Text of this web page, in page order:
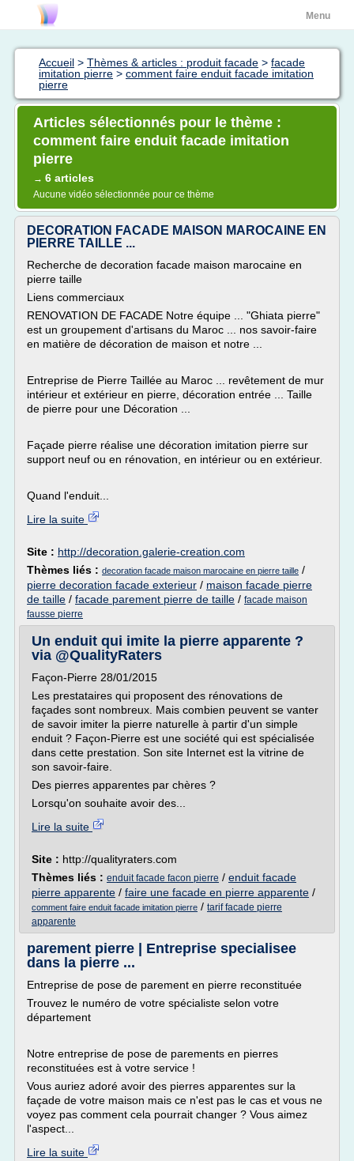
Menu
Accueil > Thèmes & articles : produit facade > facade
imitation pierre > comment faire enduit facade imitation
pierre
Articles sélectionnés pour le thème :
comment faire enduit facade imitation
pierre
→ 6 articles
Aucune vidéo sélectionnée pour ce thème
DECORATION FACADE MAISON MAROCAINE EN
PIERRE TAILLE ...
Recherche de decoration facade maison marocaine en
pierre taille
Liens commerciaux
RENOVATION DE FACADE Notre équipe ... "Ghiata pierre"
est un groupement d'artisans du Maroc ... nos savoir-faire
en matière de décoration de maison et notre ...
Entreprise de Pierre Taillée au Maroc ... revêtement de mur
intérieur et extérieur en pierre, décoration entrée ... Taille
de pierre pour une Décoration ...
Façade pierre réalise une décoration imitation pierre sur
support neuf ou en rénovation, en intérieur ou en extérieur.
Quand l'enduit...
Lire la suite
Site : http://decoration.galerie-creation.com
Thèmes liés : decoration facade maison marocaine en pierre taille /
pierre decoration facade exterieur / maison facade pierre
de taille / facade parement pierre de taille / facade maison
fausse pierre
Un enduit qui imite la pierre apparente ?
via @QualityRaters
Façon-Pierre 28/01/2015
Les prestataires qui proposent des rénovations de
façades sont nombreux. Mais combien peuvent se vanter
de savoir imiter la pierre naturelle à partir d'un simple
enduit ? Façon-Pierre est une société qui est spécialisée
dans cette prestation. Son site Internet est la vitrine de
son savoir-faire.
Des pierres apparentes par chères ?
Lorsqu'on souhaite avoir des...
Lire la suite
Site : http://qualityraters.com
Thèmes liés : enduit facade facon pierre / enduit facade
pierre apparente / faire une facade en pierre apparente /
comment faire enduit facade imitation pierre / tarif facade pierre
apparente
parement pierre | Entreprise specialisee
dans la pierre ...
Entreprise de pose de parement en pierre reconstituée
Trouvez le numéro de votre spécialiste selon votre
département
Notre entreprise de pose de parements en pierres
reconstituées est à votre service !
Vous auriez adoré avoir des pierres apparentes sur la
façade de votre maison mais ce n'est pas le cas et vous ne
voyez pas comment cela pourrait changer ? Vous aimez
l'aspect...
Lire la suite